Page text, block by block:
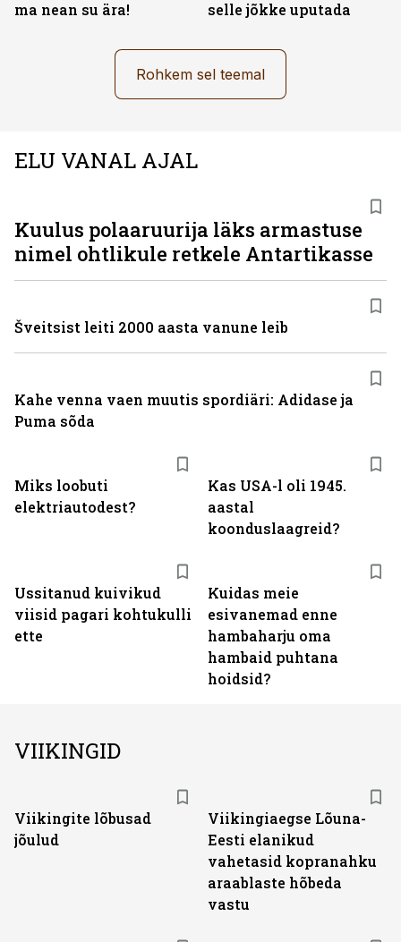
ma nean su ära! selle jõkke uputada
Rohkem sel teemal
ELU VANAL AJAL
Miks loobuti
elektriautodest?
Kas USA-l oli 1945.
aastal
koonduslaagreid?
Ussitanud kuivikud
viisid pagari kohtukulli
ette
Kuidas meie
esivanemad enne
hambaharju oma
hambaid puhtana
hoidsid?
Kuulus polaaruurija läks armastuse
nimel ohtlikule retkele Antartikasse
Šveitsist leiti 2000 aasta vanune leib
Kahe venna vaen muutis spordiäri: Adidase ja
Puma sõda
VIIKINGID
Viikingite lõbusad
jõulud
Viikingiaegse Lõuna-
Eesti elanikud
vahetasid kopranahku
araablaste hõbeda
vastu